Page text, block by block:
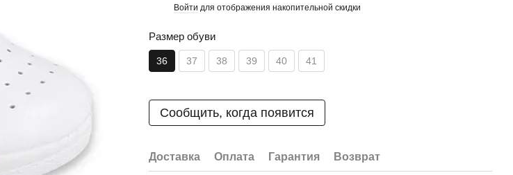
Войти для отображения накопительной скидки
Размер обуви
36 37 38 39 40 41
Сообщить, когда появится
Доставка Оплата Гарантия Возврат